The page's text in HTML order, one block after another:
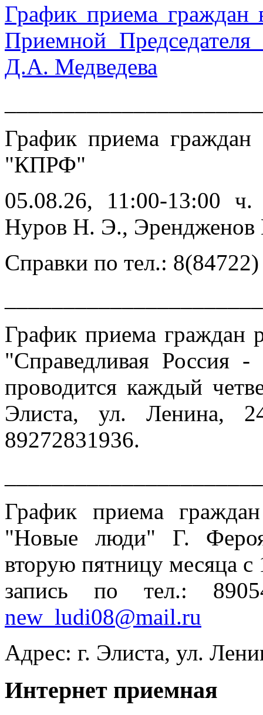
График приема граждан
Приемной
Д.А. Медведева
График приема
"КПРФ"
05.08.26, 11:00-13:00
Нуров Н. Э.,
Справки по тел.:
График приема граждан
"Справедливая Россия
проводится каждый
Элиста, ул. Ленина,
89272831936.
График приема
"Новые люди" Г.
вторую пятницу месяца
запись по тел.:
new_ludi08@mail.ru
Адрес: г. Элиста, ул.
Интернет приемная